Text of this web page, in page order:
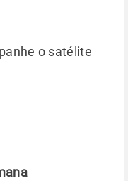
o satélite